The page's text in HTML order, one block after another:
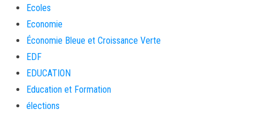
Ecoles
Economie
Économie Bleue et Croissance Verte
EDF
EDUCATION
Education et Formation
élections